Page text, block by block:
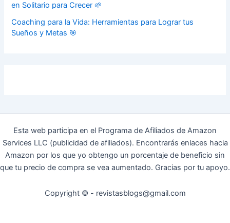
en Solitario para Crecer 🌱
Coaching para la Vida: Herramientas para Lograr tus
Sueños y Metas 🎯
Esta web participa en el Programa de Afiliados de Amazon
Services LLC (publicidad de afiliados). Encontrarás enlaces hacia
Amazon por los que yo obtengo un porcentaje de beneficio sin
que tu precio de compra se vea aumentado. Gracias por tu apoyo.
Copyright © - revistasblogs@gmail.com